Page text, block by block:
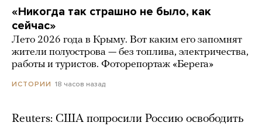
«Никогда так страшно не было, как
сейчас»
Лето 2026 года в Крыму. Вот каким его запомнят
жители полуострова — без топлива, электричества,
работы и туристов. Фоторепортаж «Берега»
ИСТОРИИ 18 часов назад
Reuters: США попросили Россию освободить